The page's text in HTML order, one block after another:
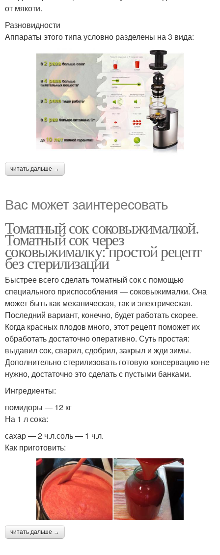
от мякоти.
Разновидности
Аппараты этого типа условно разделены на 3 вида:
читать дальше →
Вас может заинтересовать
Томатный сок соковыжималкой.
Томатный сок через
соковыжималку: простой рецепт
без стерилизации
Быстрее всего сделать томатный сок с помощью
специального приспособления — соковыжималки. Она
может быть как механическая, так и электрическая.
Последний вариант, конечно, будет работать скорее.
Когда красных плодов много, этот рецепт поможет их
обработать достаточно оперативно. Суть простая:
выдавил сок, сварил, сдобрил, закрыл и жди зимы.
Дополнительно стерилизовать готовую консервацию не
нужно, достаточно это сделать с пустыми банками.
Ингредиенты:
помидоры — 12 кг
На 1 л сока:
сахар — 2 ч.л.соль — 1 ч.л.
Как приготовить:
читать дальше →